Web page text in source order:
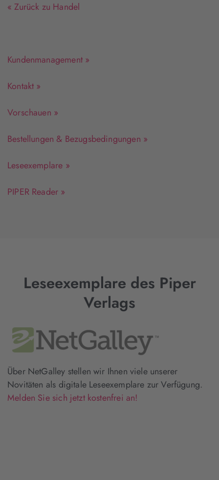
« Zurück zu Handel
Kundenmanagement »
Kontakt »
Vorschauen »
Bestellungen & Bezugsbedingungen »
Leseexemplare »
PIPER Reader »
Leseexemplare des Piper
Verlags
Über NetGalley stellen wir Ihnen viele unserer
Novitäten als digitale Leseexemplare zur Verfügung.
Melden Sie sich jetzt kostenfrei an!